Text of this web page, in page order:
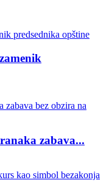
zabava...